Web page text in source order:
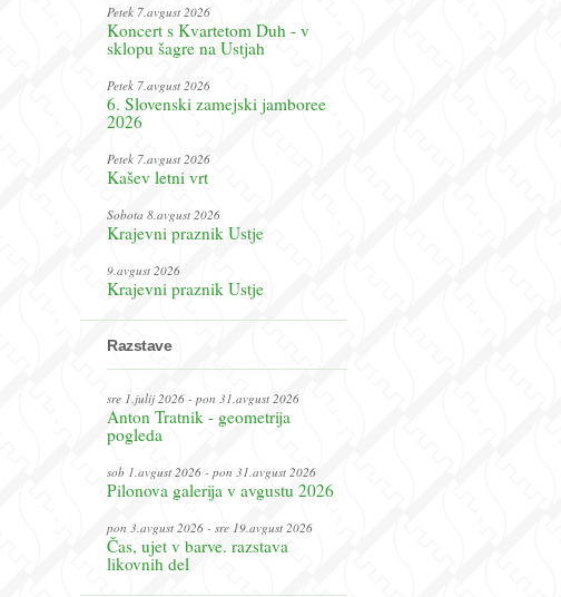
Petek 7.avgust 2026
Koncert s Kvartetom Duh - v
sklopu šagre na Ustjah
Petek 7.avgust 2026
6. Slovenski zamejski jamboree
2026
Petek 7.avgust 2026
Kašev letni vrt
Sobota 8.avgust 2026
Krajevni praznik Ustje
9.avgust 2026
Krajevni praznik Ustje
Razstave
sre 1.julij 2026 - pon 31.avgust 2026
Anton Tratnik - geometrija
pogleda
sob 1.avgust 2026 - pon 31.avgust 2026
Pilonova galerija v avgustu 2026
pon 3.avgust 2026 - sre 19.avgust 2026
Čas, ujet v barve. razstava
likovnih del